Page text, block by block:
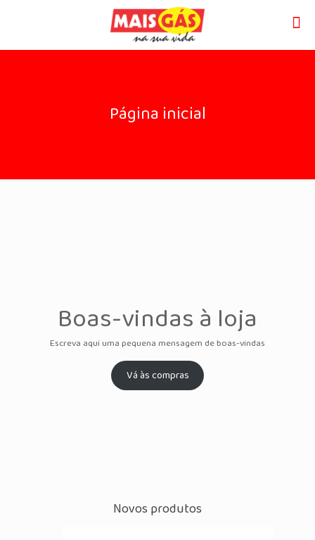
Página inicial
Boas-vindas à loja
Escreva aqui uma pequena mensagem de boas-vindas
Vá às compras
Novos produtos